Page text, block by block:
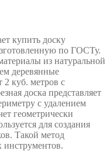
купить доску
по ГОСТу.
из натуральной
деревянные
2 куб. метров с
доска представляет
с удалением
геометрически
для создания
Такой метод
инструментов.